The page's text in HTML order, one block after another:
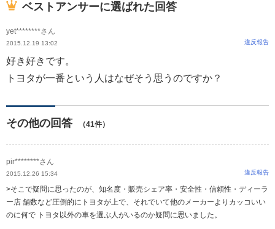
ベストアンサーに選ばれた回答
yet********さん
2015.12.19 13:02 違反報告
好き好きです。
トヨタが一番という人はなぜそう思うのですか？
その他の回答 （41件）
pir********さん
2015.12.26 15:34 違反報告
>そこで疑問に思ったのが、知名度・販売シェア率・安全性・信頼性・ディーラ
ー店 舗数など圧倒的にトヨタが上で、それでいて他のメーカーよりカッコいい
のに何で トヨタ以外の車を選ぶ人がいるのか疑問に思いました。